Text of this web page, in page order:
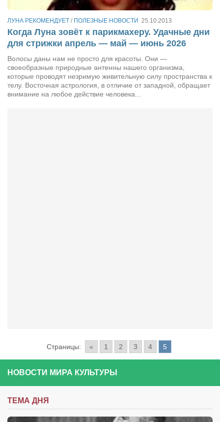
ЛУНА РЕКОМЕНДУЕТ / ПОЛЕЗНЫЕ НОВОСТИ 25.10.2013
Когда Луна зовёт к парикмахеру. Удачные дни
для стрижки апрель — май — июнь 2026
Волосы даны нам не просто для красоты. Они —
своеобразные природные антенны нашего организма,
которые проводят незримую живительную силу пространства к
телу. Восточная астрология, в отличие от западной, обращает
внимание на любое действие человека...
Страницы: « 1 2 3 4 5
НОВОСТИ МИРА КУЛЬТУРЫ
ТЕМА ДНЯ